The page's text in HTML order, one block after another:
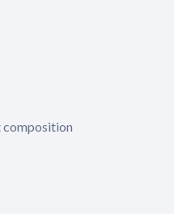
composition